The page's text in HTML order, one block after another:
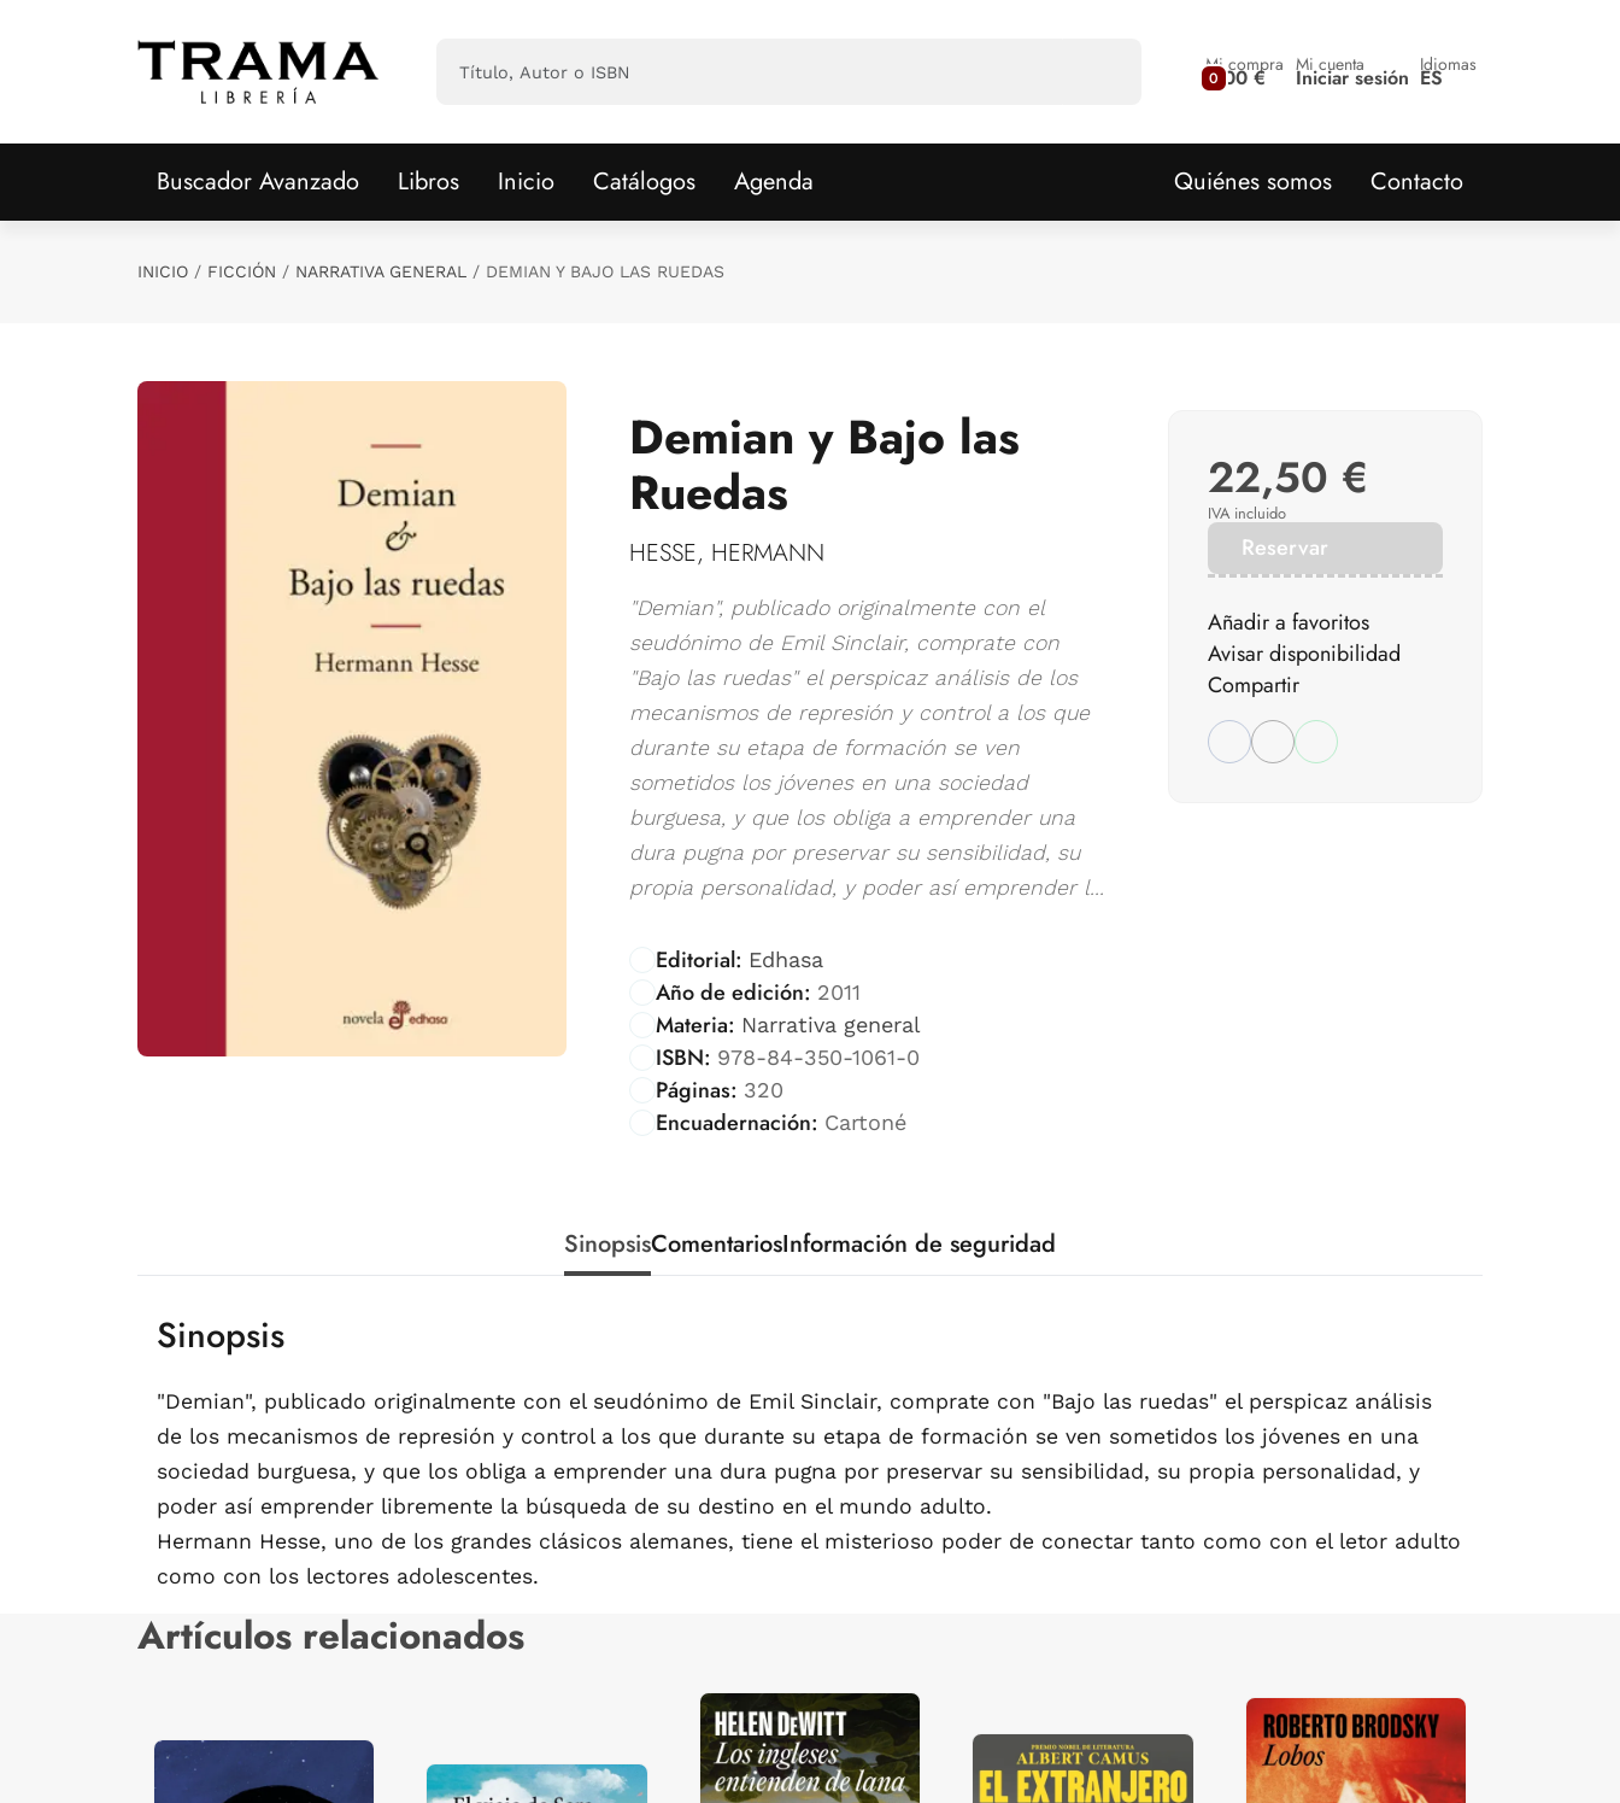
0
Mi compra
0,00 € Mi cuenta
Iniciar sesión Idiomas
ES
Buscador Avanzado Libros Inicio Catálogos Agenda Quiénes somos Contacto
INICIO FICCIÓN NARRATIVA GENERAL DEMIAN Y BAJO LAS RUEDAS
Demian y Bajo las
Ruedas
HESSE, HERMANN
"Demian", publicado originalmente con el
seudónimo de Emil Sinclair, comprate con
"Bajo las ruedas" el perspicaz análisis de los
mecanismos de represión y control a los que
durante su etapa de formación se ven
sometidos los jóvenes en una sociedad
burguesa, y que los obliga a emprender una
dura pugna por preservar su sensibilidad, su
propia personalidad, y poder así emprender l...
Editorial: Edhasa
Año de edición: 2011
Materia: Narrativa general
ISBN: 978-84-350-1061-0
Páginas: 320
Encuadernación: Cartoné
22,50 €
IVA incluido
Reservar
Añadir a favoritos
Avisar disponibilidad
Compartir
SinopsisComentariosInformación de seguridad
Sinopsis
"Demian", publicado originalmente con el seudónimo de Emil Sinclair, comprate con "Bajo las ruedas" el perspicaz análisis
de los mecanismos de represión y control a los que durante su etapa de formación se ven sometidos los jóvenes en una
sociedad burguesa, y que los obliga a emprender una dura pugna por preservar su sensibilidad, su propia personalidad, y
poder así emprender libremente la búsqueda de su destino en el mundo adulto.
Hermann Hesse, uno de los grandes clásicos alemanes, tiene el misterioso poder de conectar tanto como con el letor adulto
como con los lectores adolescentes.
Artículos relacionados